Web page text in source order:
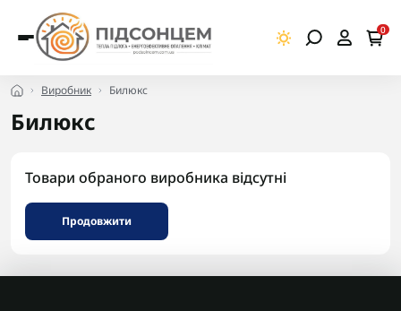
0
Виробник Билюкс
Билюкс
Товари обраного виробника відсутні
Продовжити